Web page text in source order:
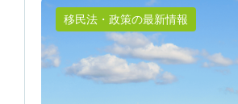
移民法・政策の最新情報